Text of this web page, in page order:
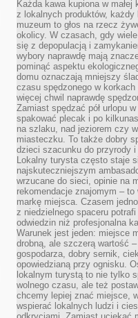
Każda kawa kupiona w małej
z lokalnych produktów, każdy
muzeum to głos na rzecz
okolicy. W czasach, gdy
się z depopulacją i
wybory naprawdę mają
pominąć aspektu
domu oznaczają mniejszy
czasu spędzonego w
więcej chwil naprawdę
Zamiast spędzać pół urlopu
spakować plecak i po
na szlaku, nad jeziorem czy
miasteczku. To także dobry
dzieci szacunku do przyrody
Lokalny turysta często staje
najskuteczniejszym
wrzucane do sieci, opinie na
rekomendacje znajomym –
markę miejsca. Czasem
z niedzielnego spaceru
odwiedzin niż profesjonalna
Warunek jest jeden: miejsce
drobną, ale szczerą wartość
gospodarza, dobry sernik,
opowiedzianą przy ognisku.
lokalnym turystą to nie tylko
wolnego czasu, ale też
chcemy lepiej znać miejsce,
wspierać lokalnych ludzi i